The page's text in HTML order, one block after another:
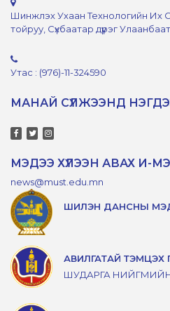
Шинжлэх Ухаан Технологийн Их
тойруу, Сүхбаатар дүүрэг
Утас : (976)-11-324590
МАНАЙ СҮЛЖЭЭНД
МЭДЭЭ ХҮЛЭЭН АВАХ И-
news@must.edu.mn
ШИЛЭН ДАНСНЫ
АВИЛГАТАЙ ТЭМЦЭХ
ШУДАРГА